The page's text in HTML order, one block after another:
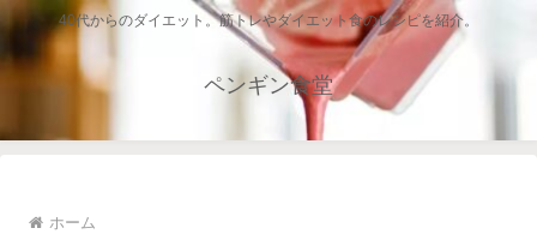
40代からのダイエット。筋トレやダイエット食のレシピを紹介。
ペンギン食堂
ホーム